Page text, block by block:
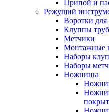
Припой и
Режущий
Воротки для
Клуппы
Метчики
Монтажные
Наборы
Наборы
Ножницы